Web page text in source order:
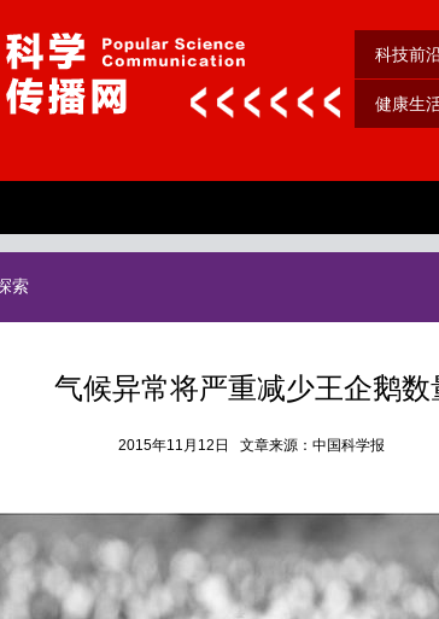
科技前
健康生
索
气候异常将严重减少王企鹅数
2015年11月12日 文章来源：中国科学报